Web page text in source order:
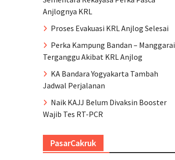
Anjlognya KRL
Proses Evakuasi KRL Anjlog Selesai
Perka Kampung Bandan – Manggarai
Terganggu Akibat KRL Anjlog
KA Bandara Yogyakarta Tambah
Jadwal Perjalanan
Naik KAJJ Belum Divaksin Booster
Wajib Tes RT-PCR
PasarCakruk